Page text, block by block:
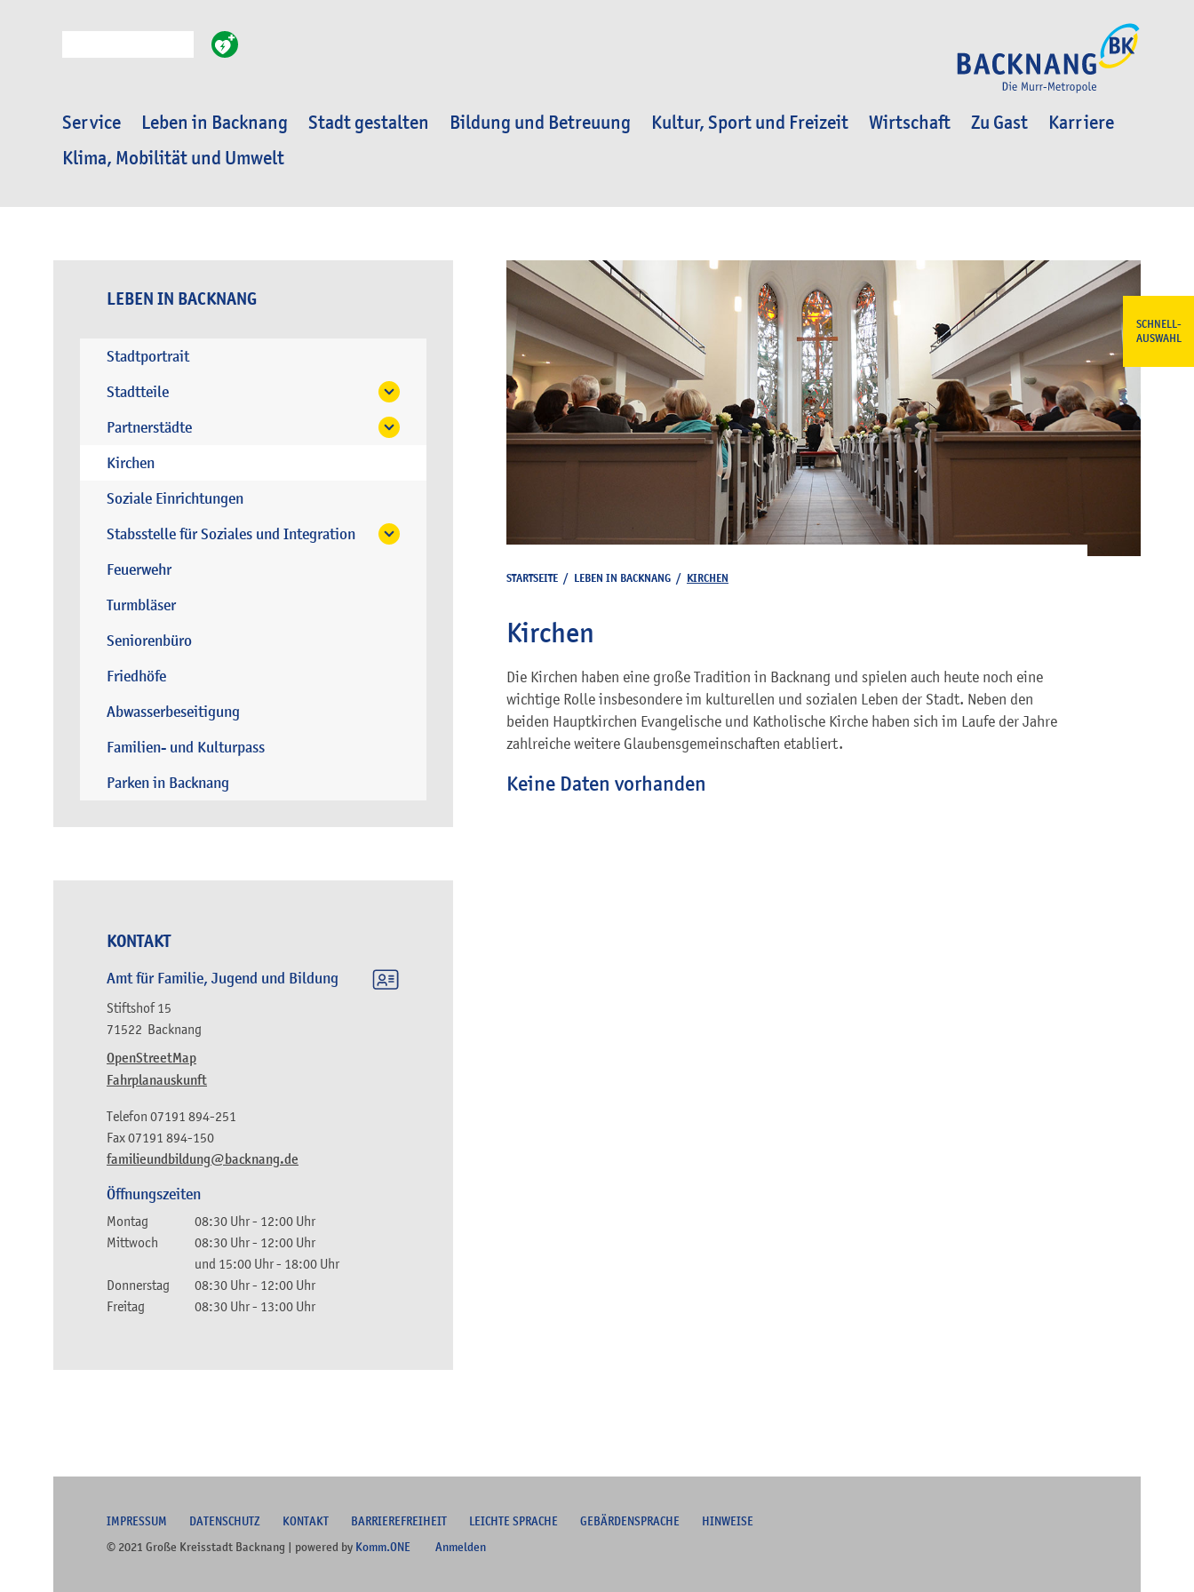
Service Leben in Backnang Stadt gestalten Bildung und Betreuung Kultur, Sport und Freizeit Wirtschaft Zu Gast
Karriere
Klima, Mobilität und Umwelt
SCHNELL-
AUSWAHL
LEBEN IN BACKNANG
Stadtportrait
Stadtteile
Partnerstädte
Kirchen
Soziale Einrichtungen
Stabsstelle für Soziales und Integration
Feuerwehr
Turmbläser
Seniorenbüro
Friedhöfe
Abwasserbeseitigung
Familien- und Kulturpass
Parken in Backnang
KONTAKT
Amt für Familie, Jugend und Bildung
Stiftshof 15
71522 Backnang
OpenStreetMap
Fahrplanauskunft
familieundbildung@backnang.de
Telefon 07191 894-251
Fax07191 894-150
Öffnungszeiten
Montag 08:30 Uhr- 12:00 Uhr
Mittwoch
08:30 Uhr- 12:00 Uhr
und 15:00 Uhr- 18:00 Uhr
Donnerstag
08:30 Uhr- 12:00 Uhr
Freitag
08:30 Uhr- 13:00 Uhr
STARTSEITE / LEBEN IN BACKNANG / KIRCHEN
Kirchen
Die Kirchen haben eine große Tradition in Backnang und spielen auch heute noch eine
wichtige Rolle insbesondere im kulturellen und sozialen Leben der Stadt. Neben den
beiden Hauptkirchen Evangelische und Katholische Kirche haben sich im Laufe der Jahre
zahlreiche weitere Glaubensgemeinschaften etabliert.
Keine Daten vorhanden
IMPRESSUM DATENSCHUTZ KONTAKT BARRIEREFREIHEIT LEICHTE SPRACHE GEBÄRDENSPRACHE
HINWEISE
© 2021 Große Kreisstadt Backnang | powered by Komm.ONE Anmelden